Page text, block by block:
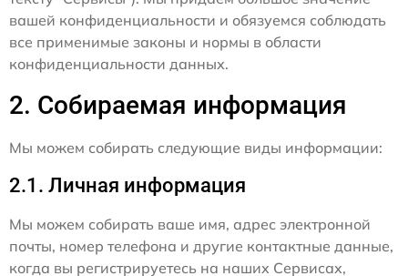
вашей конфиденциальности и обязуемся соблюдать
все применимые законы и нормы в области
конфиденциальности данных.
2. Собираемая информация
Мы можем собирать следующие виды информации:
2.1. Личная информация
Мы можем собирать ваше имя, адрес электронной
почты, номер телефона и другие контактные данные,
когда вы регистрируетесь на наших Сервисах,